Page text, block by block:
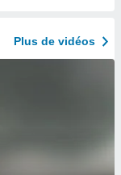
Plus de vidéos